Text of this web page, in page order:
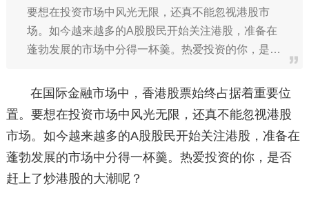
要想在投资市场中风光无限，还真不能忽视港股市
场。如今越来越多的A股股民开始关注港股，准备在
蓬勃发展的市场中分得一杯羹。热爱投资的你，是…
在国际金融市场中，香港股票始终占据着重要位
置。要想在投资市场中风光无限，还真不能忽视港股
市场。如今越来越多的A股股民开始关注港股，准备在
蓬勃发展的市场中分得一杯羹。热爱投资的你，是否
赶上了炒港股的大潮呢？